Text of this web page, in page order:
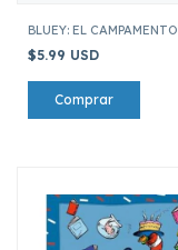
BLUEY: EL CAMPAMENTO
$5.99 USD